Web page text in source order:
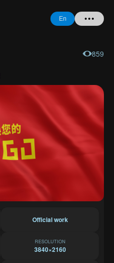
En
Register
Password
859
Official work
RESOLUTION
3840×2160